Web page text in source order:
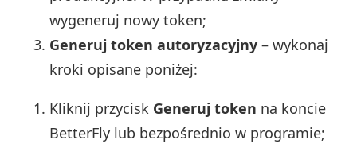
wygeneruj nowy token;
Generuj token autoryzacyjny – wykonaj
kroki opisane poniżej:
Kliknij przycisk Generuj token na koncie
BetterFly lub bezpośrednio w programie;